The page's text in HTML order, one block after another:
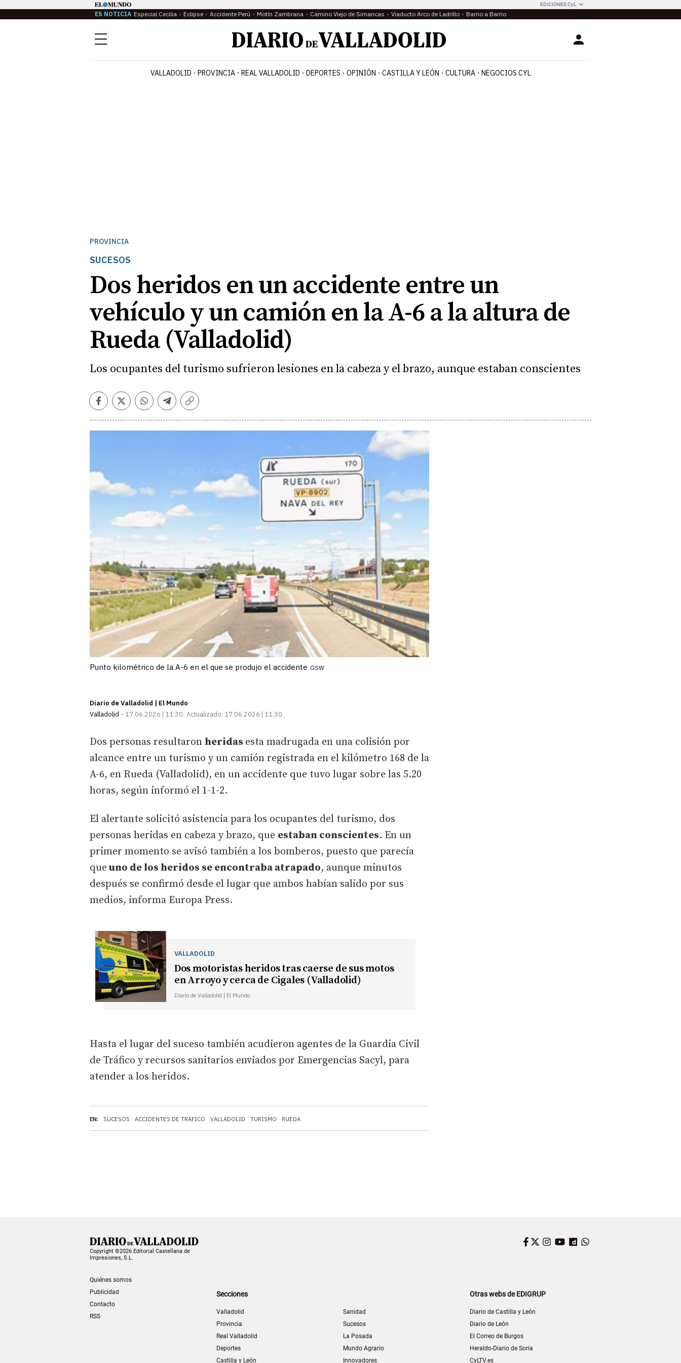
EDICIONES CyL
ES NOTICIA Especial Cecilia Eclipse Accidente Perú Motín Zambrana Camino Viejo de Simancas Viaducto Arco de Ladrillo Barrio a Barrio
Menú Login
VALLADOLID PROVINCIA REAL VALLADOLID DEPORTES OPINIÓN CASTILLA Y LEÓN CULTURA NEGOCIOS CYL
PROVINCIA
SUCESOS
Dos heridos en un accidente entre un
vehículo y un camión en la A-6 a la altura de
Rueda (Valladolid)
Los ocupantes del turismo sufrieron lesiones en la cabeza y el brazo, aunque estaban conscientes
Facebook
TwitterWhatsapp
Telegram
Copiar
Punto kilométrico de la A-6 en el que se produjo el accidente GSW
Diario de Valladolid | El Mundo
Valladolid
17.06.2026 | 11:30 Actualizado: 17.06.2026 | 11:30
EN: SUCESOS ACCIDENTES DE TRÁFICO VALLADOLID TURISMO RUEDA
Dos personas resultaron heridas esta madrugada en una colisión por
alcance entre un turismo y un camión registrada en el kilómetro 168 de la
A-6, en Rueda (Valladolid), en un accidente que tuvo lugar sobre las 5.20
horas, según informó el 1-1-2.
El alertante solicitó asistencia para los ocupantes del turismo, dos
personas heridas en cabeza y brazo, que estaban conscientes. En un
primer momento se avisó también a los bomberos, puesto que parecía
que uno de los heridos se encontraba atrapado, aunque minutos
después se confirmó desde el lugar que ambos habían salido por sus
medios, informa Europa Press.
VALLADOLID
Dos motoristas heridos tras caerse de sus motos
en Arroyo y cerca de Cigales (Valladolid)
Diario de Valladolid | El Mundo
Hasta el lugar del suceso también acudieron agentes de la Guardia Civil
de Tráfico y recursos sanitarios enviados por Emergencias Sacyl, para
atender a los heridos.
Copyright ©2026 Editorial Castellana de
Impresiones, S.L.
Quiénes somos
Publicidad
Contacto
RSS
Facebook
Twitter
Instagram
YouTube
Dailymotion
Secciones
Valladolid
Provincia
Real Valladolid
Deportes
Castilla y León
Sanidad
Sucesos
La Posada
Mundo Agrario
Innovadores
Otras webs de EDIGRUP
Diario de Castilla y León
Diario de León
El Correo de Burgos
Heraldo-Diario de Soria
CyLTV.es